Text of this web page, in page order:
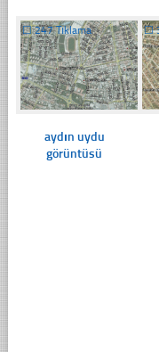
☐247 Tıklama
aydın uydu
görüntüsü
☐